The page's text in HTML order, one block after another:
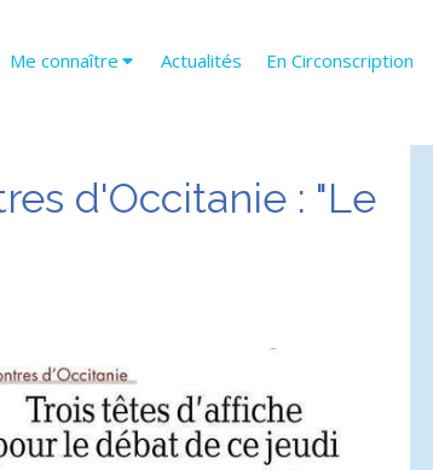
Me connaître Actualités En Circonscription
d'Occitanie : "Le